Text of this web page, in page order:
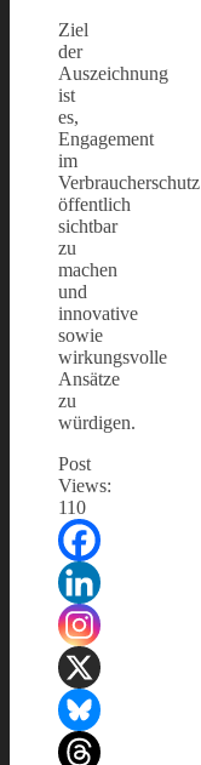
Ziel
der
Auszeichnung
ist
es,
Engagement
im
Verbraucherschutz
öffentlich
sichtbar
zu
machen
und
innovative
sowie
wirkungsvolle
Ansätze
zu
würdigen.
Post
Views:
110